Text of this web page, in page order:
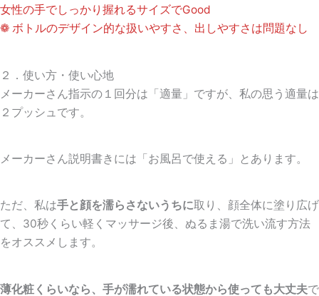
女性の手でしっかり握れるサイズでGood
❁ ボトルのデザイン的な扱いやすさ、出しやすさは問題なし
２．使い方・使い心地
メーカーさん指示の１回分は「適量」ですが、私の思う適量は
２プッシュです。
メーカーさん説明書きには「お風呂で使える」とあります。
ただ、私は手と顔を濡らさないうちに取り 、顔全体に塗り広げ
て、30秒くらい軽くマッサージ後、ぬるま湯で洗い流す方法
をオススメします。
薄化粧くらいなら、手が濡れている状態から使っても大丈夫で